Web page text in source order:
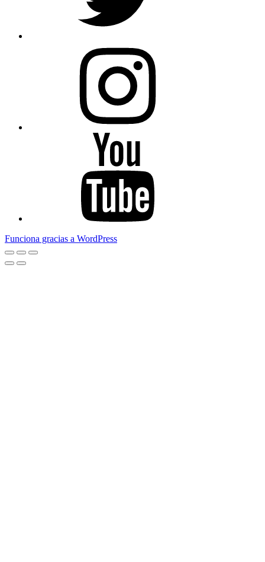
Funciona gracias a WordPress